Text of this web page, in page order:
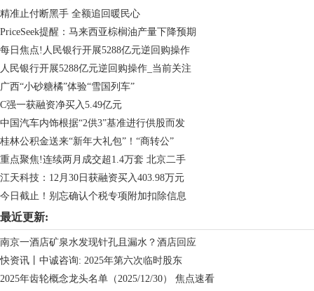
精准止付断黑手 全额追回暖民心
PriceSeek提醒：马来西亚棕榈油产量下降预期
每日焦点!人民银行开展5288亿元逆回购操作
人民银行开展5288亿元逆回购操作_当前关注
广西“小砂糖橘”体验“雪国列车”
C强一获融资净买入5.49亿元
中国汽车内饰根据“2供3”基准进行供股而发
桂林公积金送来“新年大礼包”！“商转公”
重点聚焦!连续两月成交超1.4万套 北京二手
江天科技：12月30日获融资买入403.98万元
今日截止！别忘确认个税专项附加扣除信息
最近更新:
南京一酒店矿泉水发现针孔且漏水？酒店回应
快资讯丨中诚咨询: 2025年第六次临时股东
2025年齿轮概念龙头名单（2025/12/30） 焦点速看